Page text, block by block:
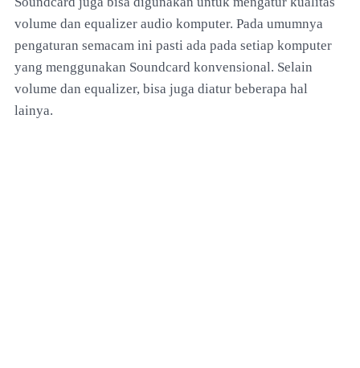
volume dan equalizer audio komputer. Pada umumnya
pengaturan semacam ini pasti ada pada setiap komputer
yang menggunakan Soundcard konvensional. Selain
volume dan equalizer, bisa juga diatur beberapa hal
lainya.